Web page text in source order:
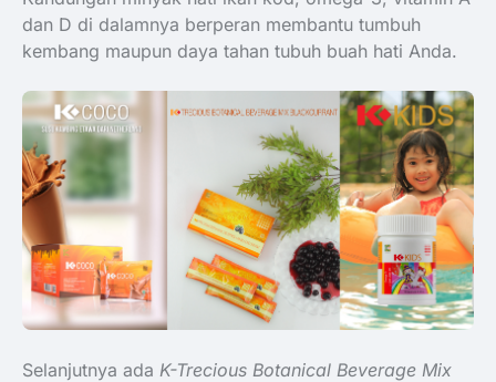
dan D di dalamnya berperan membantu tumbuh
kembang maupun daya tahan tubuh buah hati Anda.
Selanjutnya ada K-Trecious Botanical Beverage Mix